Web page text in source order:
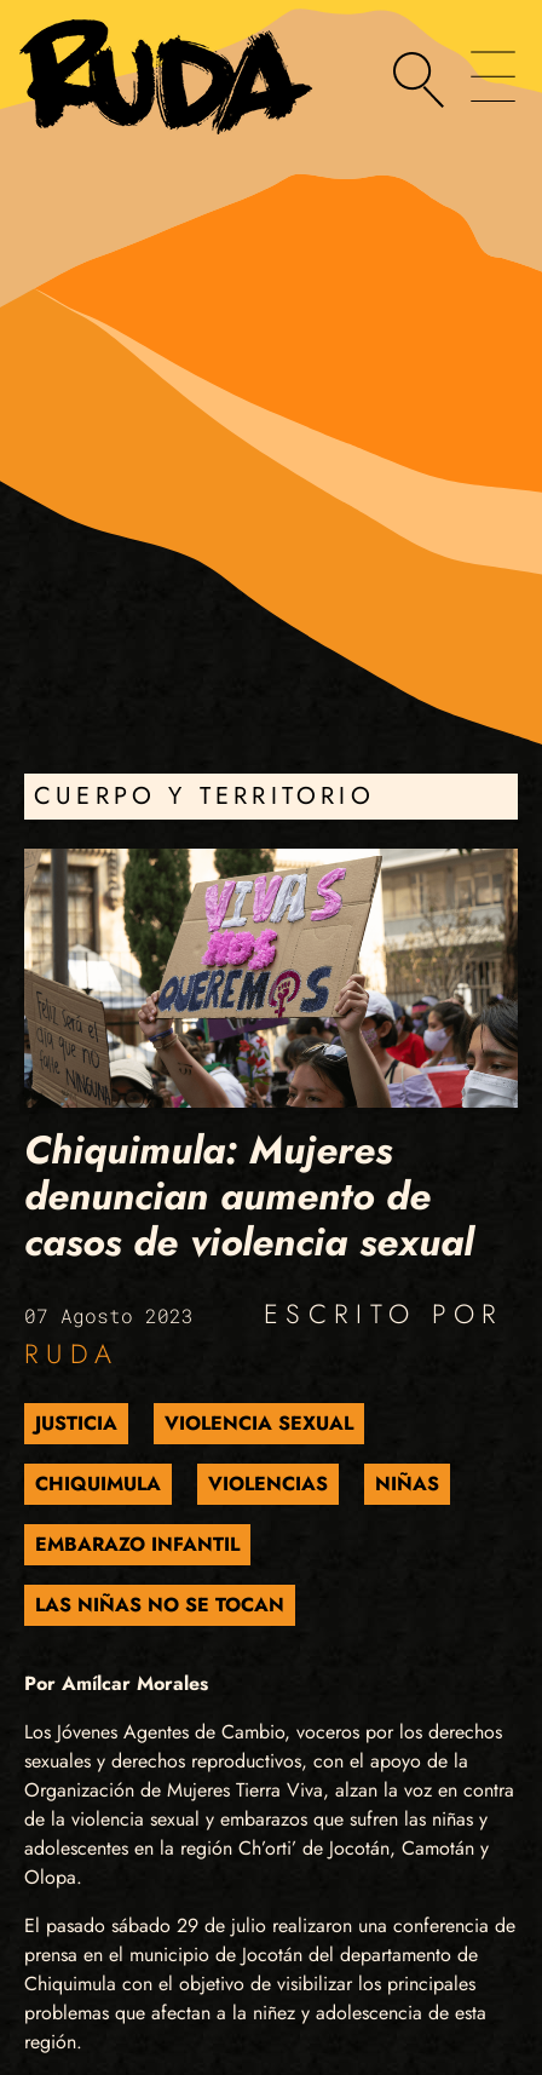
CUERPO Y TERRITORIO
Chiquimula: Mujeres
denuncian aumento de
casos de violencia sexual
07 Agosto 2023
ESCRITO POR
RUDA
JUSTICIA VIOLENCIA SEXUAL
CHIQUIMULA VIOLENCIAS NIÑAS
EMBARAZO INFANTIL
LAS NIÑAS NO SE TOCAN
Por Amílcar Morales
Los Jóvenes Agentes de Cambio, voceros por los derechos
sexuales y derechos reproductivos, con el apoyo de la
Organización de Mujeres Tierra Viva, alzan la voz en contra
de la violencia sexual y embarazos que sufren las niñas y
adolescentes en la región Ch’orti’ de Jocotán, Camotán y
Olopa.
El pasado sábado 29 de julio realizaron una conferencia de
prensa en el municipio de Jocotán del departamento de
Chiquimula con el objetivo de visibilizar los principales
problemas que afectan a la niñez y adolescencia de esta
región.